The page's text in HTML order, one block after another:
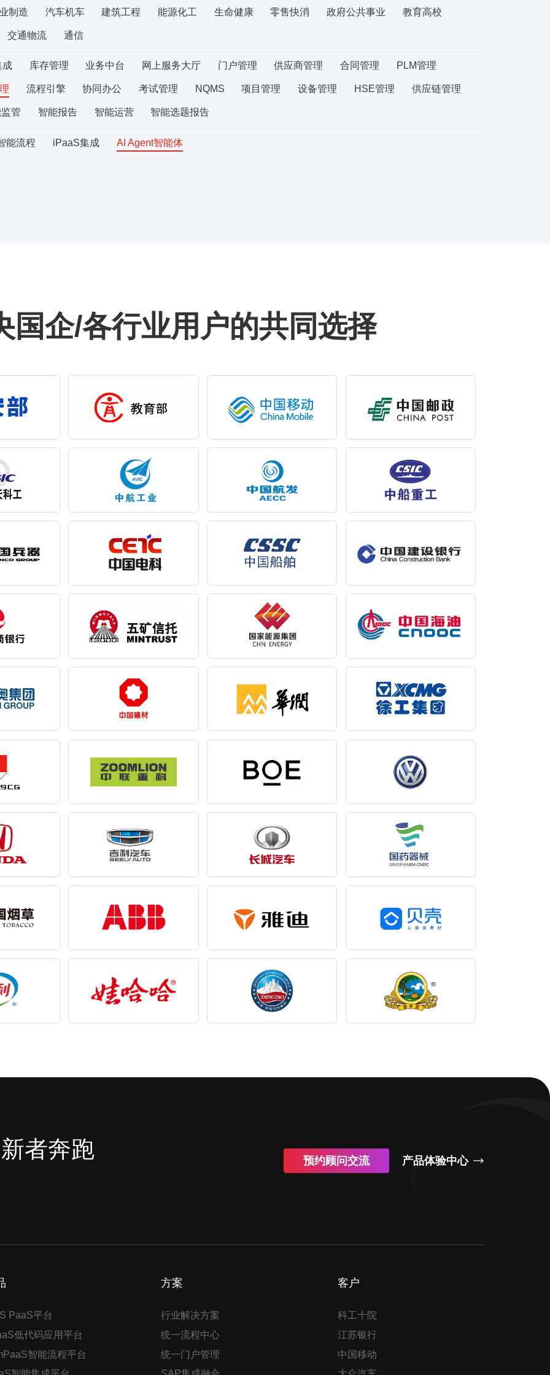
制造 汽车机车 建筑工程 能源化工 生命健康 零售快消 政府公共事业 教育高校
交通物流 通信
成 库存管理 业务中台 网上服务大厅 门户管理 供应商管理 合同管理 PLM管理
流程引擎 协同办公 考试管理 NQMS 项目管理 设备管理 HSE管理 供应链管理
管 智能报告 智能运营 智能选题报告
能流程 iPaaS集成 AI Agent智能体
国企/各行业用户的共同选择
者奔跑 预约顾问交流 产品体验中心
PaaS平台
低代码应用平台
智能流程平台
方案
行业解决方案
统一流程中心
统一门户管理
客户
科工十院
江苏银行
中国移动